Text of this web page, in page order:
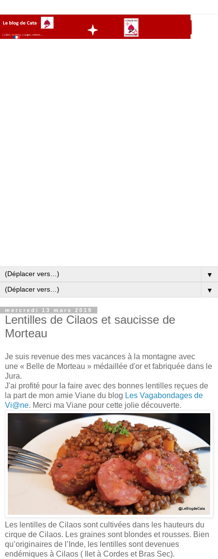
▼
▼
mercredi 13 mars 2019
Lentilles de Cilaos et saucisse de
Morteau
Je suis revenue des mes vacances à la montagne avec
une « Belle de Morteau » médaillée d'or et fabriquée dans le
Jura.
J'ai profité pour la faire avec des bonnes lentilles reçues de
la part de mon amie Viane du blog Les Vagabondages de
Vi@ne. Merci ma Viane pour cette jolie découverte.
Les lentilles de Cilaos sont cultivées dans les hauteurs du
cirque de Cilaos. Les graines sont blondes et rousses. Bien
qu’originaires de l’Inde, les lentilles sont devenues
endémiques à Cilaos ( Ilet à Cordes et Bras Sec).